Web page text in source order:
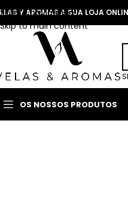
Skip to navigation
Skip to main content
Y AROMAS A SUA LOJA
OS NOSSOS PRODUTOS